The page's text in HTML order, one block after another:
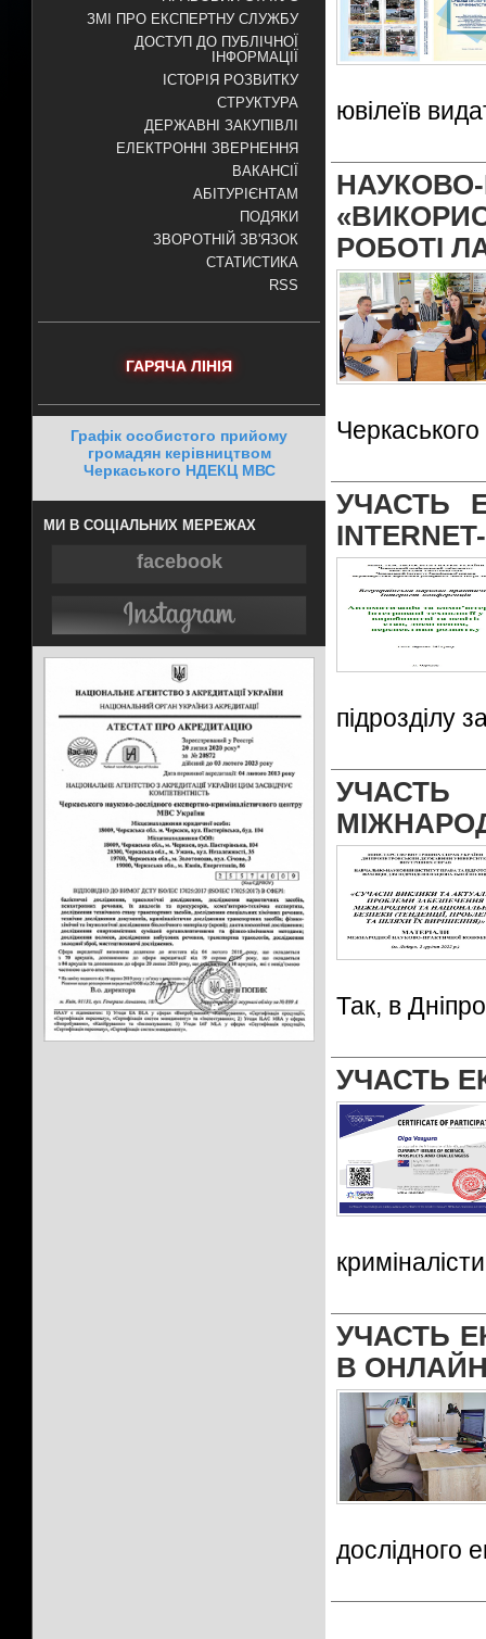
ЗМІ ПРО ЕКСПЕРТНУ СЛУЖБУ
ДОСТУП ДО ПУБЛІЧНОЇ
ІНФОРМАЦІЇ
ІСТОРІЯ РОЗВИТКУ
СТРУКТУРА
ДЕРЖАВНІ ЗАКУПІВЛІ
ЕЛЕКТРОННІ ЗВЕРНЕННЯ
ВАКАНСІЇ
АБІТУРІЄНТАМ
ПОДЯКИ
ЗВОРОТНІЙ ЗВ'ЯЗОК
СТАТИСТИКА
RSS
ГАРЯЧА ЛІНІЯ
Графік особистого прийому
громадян керівництвом
Черкаського НДЕКЦ МВС
МИ В СОЦІАЛЬНИХ МЕРЕЖАХ
facebook
ювілеїв
РОБОТІ
Черкаського
УЧАСТЬ
підрозділу
Так, в
УЧАСТЬ
УЧАСТЬ
В ОНЛАЙН
дослідного